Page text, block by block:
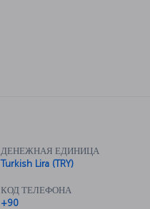
ДЕНЕЖНАЯ ЕДИНИЦА
Turkish Lira (TRY)
КОД ТЕЛЕФОНА
+90